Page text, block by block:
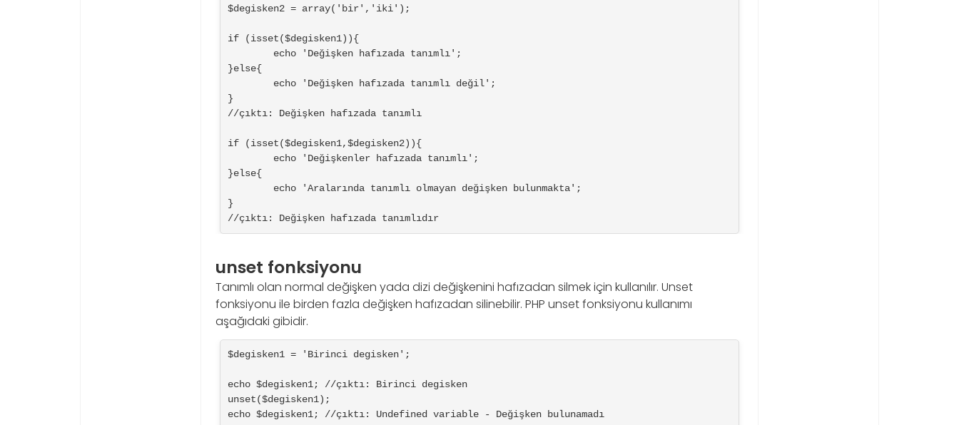
$degisken2 = array('bir','iki');
if (isset($degisken1)){
}else{
}
//çıktı: Değişken hafızada tanımlı
if (isset($degisken1,$degisken2)){
}else{
}
//çıktı: Değişken hafızada tanımlıdır
unset fonksiyonu
Tanımlı olan normal değişken yada dizi değişkenini hafızadan silmek için kullanılır. Unset
fonksiyonu ile birden fazla değişken hafızadan silinebilir. PHP unset fonksiyonu kullanımı
aşağıdaki gibidir.
$degisken1 = 'Birinci degisken';
echo $degisken1; //çıktı: Birinci degisken
unset($degisken1);
echo $degisken1; //çıktı: Undefined variable - Değişken bulunamadı